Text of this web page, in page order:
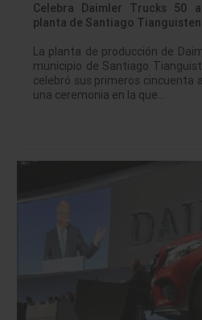
Celebra Daimler Trucks 50
planta de Santiago
La planta de producción de
municipio de Santiago
celebró sus primeros cincuenta
una ceremonia en la que…